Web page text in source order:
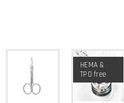
HEMA &
TPO free